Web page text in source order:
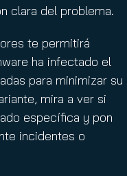
clara del problema.
te permitirá
ha infectado el
para minimizar su
mira a ver si
específica y pon
incidentes o